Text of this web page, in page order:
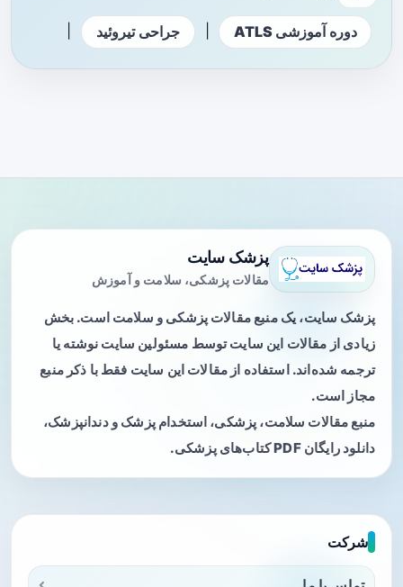
دوره آموزشی ATLS جراحی تیروئید
پزشک سایت
مقالات پزشکی، سلامت و آموزش
پزشک سایت، یک منبع مقالات پزشکی و سلامت است. بخش
زیادی از مقالات این سایت توسط مسئولین سایت نوشته یا
ترجمه شده‌اند. استفاده از مقالات این سایت فقط با ذکر منبع
مجاز است.
منبع مقالات سلامت، پزشکی، استخدام پزشک و دندانپزشک،
دانلود رایگان PDF کتاب‌های پزشکی.
شرکت